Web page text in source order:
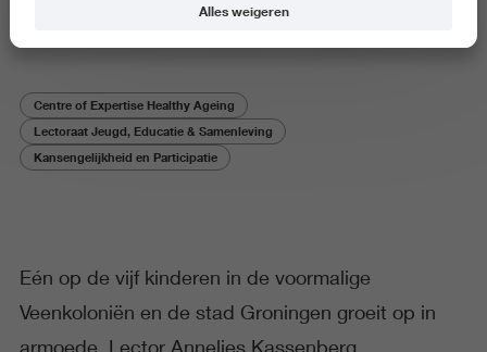
Centre of Expertise Healthy Ageing
Lectoraat Jeugd, Educatie & Samenleving
Kansengelijkheid en Participatie
Eén op de vijf kinderen in de voormalige
Veenkoloniën en de stad Groningen groeit op in
armoede. Lector Annelies Kassenberg,
Alles weigeren